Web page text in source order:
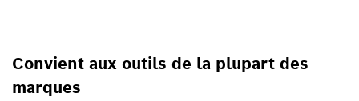
Convient aux outils de la plupart des
marques